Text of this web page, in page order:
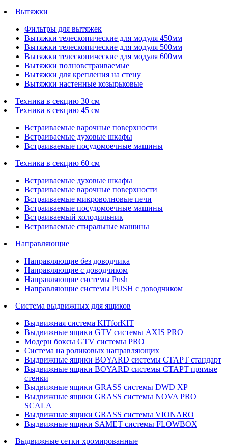
Вытяжки
Фильтры для вытяжек
Вытяжки телескопические для модуля 450мм
Вытяжки телескопические для модуля 500мм
Вытяжки телескопические для модуля 600мм
Вытяжки полновстраиваемые
Вытяжки для крепления на стену
Вытяжки настенные козырьковые
Техника в секцию 30 см
Техника в секцию 45 см
Встраиваемые варочные поверхности
Встраиваемые духовые шкафы
Встраиваемые посудомоечные машины
Техника в секцию 60 см
Встраиваемые духовые шкафы
Встраиваемые варочные поверхности
Встраиваемые микроволновые печи
Встраиваемые посудомоечные машины
Встраиваемый холодильник
Встраиваемые стиральные машины
Направляющие
Направляющие без доводчика
Направляющие с доводчиком
Направляющие системы Push
Направляющие системы PUSH с доводчиком
Система выдвижных для ящиков
Выдвижная система KITforKIT
Выдвижные ящики GTV системы AXIS PRO
Модерн боксы GTV системы PRO
Система на роликовых направляющих
Выдвижные ящики BOYARD системы СТАРТ стандарт
Выдвижные ящики BOYARD системы СТАРТ прямые
стенки
Выдвижные ящики GRASS системы DWD XP
Выдвижные ящики GRASS системы NOVA PRO
SCALA
Выдвижные ящики GRASS системы VIONARO
Выдвижные ящики SAMET системы FLOWBOX
Выдвижные сетки хромированные